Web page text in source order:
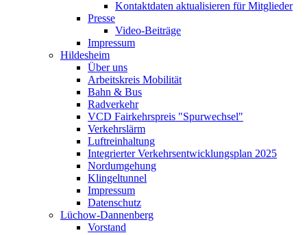
Kontaktdaten aktualisieren für Mitglieder
Presse
Video-Beiträge
Impressum
Hildesheim
Über uns
Arbeitskreis Mobilität
Bahn & Bus
Radverkehr
VCD Fairkehrspreis "Spurwechsel"
Verkehrslärm
Luftreinhaltung
Integrierter Verkehrsentwicklungsplan 2025
Nordumgehung
Klingeltunnel
Impressum
Datenschutz
Lüchow-Dannenberg
Vorstand